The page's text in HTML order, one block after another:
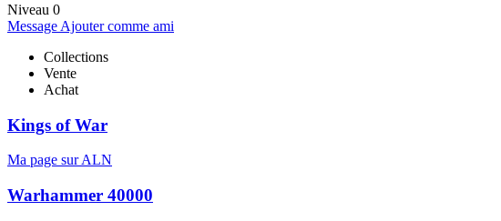
Niveau 0
Message Ajouter comme ami
Collections
Vente
Achat
Kings of War
Ma page sur ALN
Warhammer 40000